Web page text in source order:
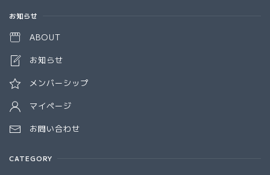
お知らせ
ABOUT
お知らせ
メンバーシップ
マイページ
お問い合わせ
CATEGORY